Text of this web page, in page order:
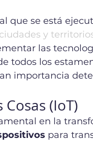
que se está
y
las
todos los
importancia
(IoT)
en la
para